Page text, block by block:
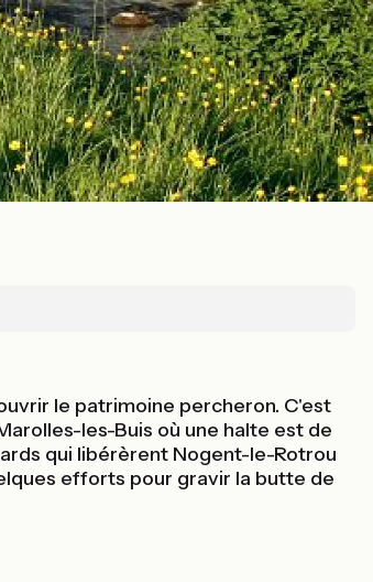
le patrimoine percheron. C'est
les-Buis où une halte est de
qui libérèrent Nogent-le-Rotrou
efforts pour gravir la butte de